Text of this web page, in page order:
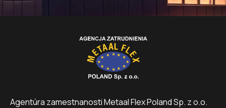
Agentúra zamestnanosti Metaal Flex Poland Sp. z o.o.